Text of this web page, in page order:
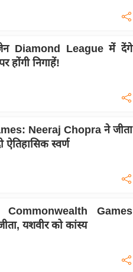
Diamond League में देंगे
होंगी निगाहें!
Neeraj Chopra ने जीता
स्वर्ण
Games
यशवीर को कांस्य